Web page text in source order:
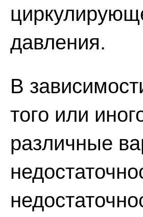
давления.
В
того или
различные